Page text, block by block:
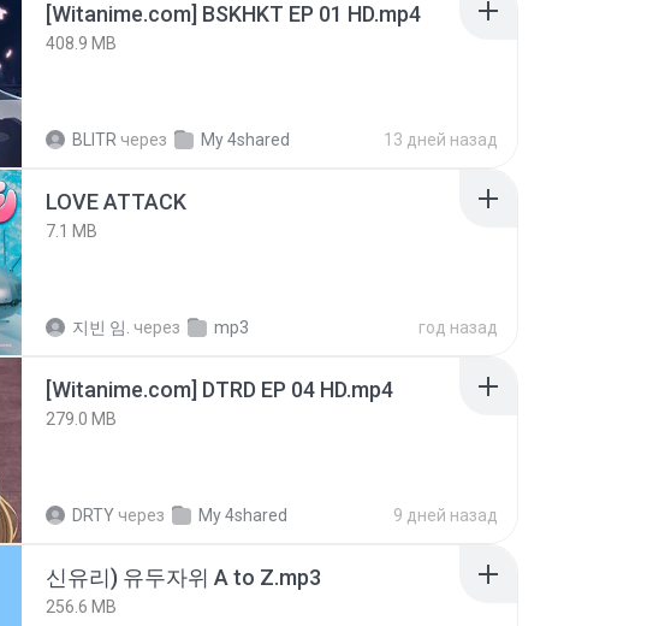
[Witanime.com] BSKHKT EP 01 HD.mp4
408.9 MB
BLITR через My 4shared 13 дней назад
LOVE ATTACK
7.1 MB
지빈 임. через mp3 год назад
[Witanime.com] DTRD EP 04 HD.mp4
279.0 MB
DRTY через My 4shared 9 дней назад
신유리) 유두자위 A to Z.mp3
256.6 MB